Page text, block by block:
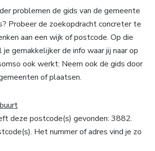
problemen de gids van de gemeente
Probeer de zoekopdracht concreter te
aan een wijk of postcode. Op die
je gemakkelijker de info waar jij naar op
ook werkt: Neem ook de gids door
of plaatsen.
deze postcode(s) gevonden: 3882.
Het nummer of adres vind je zo